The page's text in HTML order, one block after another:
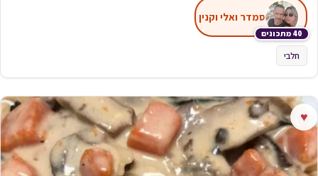
40 מתכונים
סמדר ואלי וקנין
חלבי
♥